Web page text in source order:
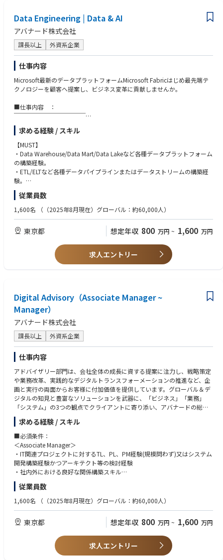
【3】セキュリティ運用支援
CSIRT／SOCなどの運用支援
セキュリティシステム運用の改善支援
【4】デリバリー管理
ステークホルダーとの合意形成・報告
計画策定、進捗・コスト管理
メンバー支援、リスク管理
チームメンバーの管理（課題・労務など）
プロジェクト遂行の最適化
【6】提案活動
営業との協働による提案書作成
クライアントへのプレゼンテーション
【アバナードで働くことの魅力】
・マイクロソフトテクノロジーを活用したソリューションを展開するリー
ディングカンパニーで働くこと
24年）
・充実したトレーニングプログラム（年間80時間以上、認定資格取得への
支援）
・全ての社員のキャリアを支援するキャリアアドバイザー制度
・風通しが良く、チームワークで仕事を進められる環境
アバナードには、あなたがお持ちの優れた知見を遺憾なく発揮できる環境
だけではなく、先進的な技術を活用した新たな経験やテクノロジーに対す
る強い情熱を満たすことができるトレーニングプログラムなど、プロフェ
ッショナルとしての更なる成長を遂げることができる数多くの機会が存在
します。
アバナードは、インクルージョン＆ダイバーシティ（I&D）の文化の醸成
に力を注ぎ、この多様性を通じて、革新性や創造性を培い、クライアント
ョナルが世界中におり、相互に協力しながらプロジェクトを遂行するチー
ムワークのカルチャーの中で、継続的に学ぶことができるトレーニングプ
ログラムやキャリアアドバイザー制度を活用しながら、新たなキャリアを
進んでいただくことができます。
チームワーク、新たなテクノロジーの習得を通じて、クライアントの問題
解決に応えるアバナードは、その先で私達の仕事の結果、人の働き方、コ
ミュニケーションやコラボレーションなど真のヒューマンインパクトをも
たらせることができるかを原動力に日々活躍しています。
アバナードのインクルージョン＆ダイバーシティ（I&D）に関する情報は
こちらをご覧ください。
https://www.avanade.com/ja-jp/about/responsible-business
＊＊
アバナードではグローバルレベルで以下を共通のテーマに持ち、日々業務
に取り組んでおります。
・Create a future for our people that focuses on:
- Expanding your thinking
- Experimenting courageously
③ビジネスレベルの日本語 （JLPT: N1程度）スキル
Data Engineering | Data & AI
アバナード株式会社
課長以上 外資系企業
仕事内容
Microsoft最新のデータプラットフォームMicrosoft Fabricはじめ最先端テ
クノロジーを顧客へ提案し、ビジネス変革に貢献しませんか。
■仕事内容 ：
￣￣￣￣￣￣￣￣￣￣￣￣
【職務内容】
顧客の経営やサービスの中核となるITシステムの提供及びアウトソーシン
グにおいて、マイクロソフトテクノロジーをベースにしたデータプラット
フォームソリューション導入コンサルティング、システム設計・構築を担
当いただきます。
【特徴】
徴です。
【ミッション】
ミッションは製品の販売ではなく顧客の経営課題に対し、ソリューション
を活用して解決すること。
ョンを提供するためには、⾼い技術⼒だけではなく顧客にコミットするビ
ジネスマインド、信頼を得られるヒューマンスキルが求められる仕事で
■求められる人物像
￣￣￣￣￣￣￣￣￣￣￣￣
分析的で好奇心旺盛、アジャイル
チームプレイヤーでコミュニケーション能力が高い
問題解決能力があり、忍耐強く品質を重視する
自己動機付けができる
革新的なマインドセットを持つ
■アバナードで働くことの魅力
￣￣￣￣￣￣￣￣￣￣￣￣
マイクロソフトテクノロジーを活用したソリューションを展開するリーデ
ィングカンパニーで働くこと
19度目のマイクロソフト グローバル SI パートナー アワードを受賞（2023
年）
充実したトレーニングプログラム（年間80時間以上、認定資格取得への支
援）
テクノロジーやスキル向上のための豊富なグローバルリソースの活用
全ての社員のキャリアを支援するキャリアアドバイザー制度
風通しが良く、チームワークで仕事を進められる環境
■活躍している人々
￣￣￣￣￣￣￣￣￣￣￣￣
弊社は多様性を尊重するカルチャーを有していますが、活躍されている
方々には以下のような共通点があります。
・Generative AIやMicrosoft 365 Copilotなど、最新のテクノロジーへの関
心・好奇心が強い
・大規模案件や自分で手を動かして技術に触れることが好き
・Microsoftテクノロジーを追求したい
・ITコンサルティングも開発も経験したい
・世界最大のMicrosoftエンジニアコミュニティに属し、ナレッジを共有し
求める経験 / スキル
【MUST】
・Data Warehouse/Data Mart/Data Lakeなど各種データプラットフォーム
の構築経験。
・ETL/ELTなど各種データパイプラインまたはデータストリームの構築経
験。
・SQL/Pythonなど各種データ操作言語の使用経験。
※上記いずれも3年以上経験
・プロジェクトにおいて自身の考えが最適解となるソリューション領域を
ること。
・プロジェクト現場におけるAvanadeの顔として、顧客対応が行えるこ
● Azureのデータプラットフォームサービス群(以下)いずれかを使用した
システムの構築経験。
-Azure SQL Database
-Azure Synapse Analytics（旧SQL Data Warehouse）
-Azure Cosmos DB
-Azure Databricks
-Azure HDInsight
-Azure Analysis Services
-Azure Stream Analytics
-Azure Data Lake Storage
-Azure Data Factory
● SQL Server の機能(以下)いずれかを使用したシステムの構築経験。
-Database Engine
-Analysis Services
-Master Data Services
● LambdaおよびKappaアーキテクチャパターンに関する知識。
● アジャイル・スクラム開発の経験。
● Visual Studio/SQL Management Studio/Synapse Studio/R Studioなど
各種データプラットフォーム開発ツールの使用経験。
● Git、Azure DevOpsの使用経験。
● Microsoft /Data Engineering/Azure Developer資格保有者。
● Snowflake (Stage、Snow pipe、Taskの使用)、Teradata、Netezza等 D
ata platform製品、Hadoop on Windows Azure等 ビッグデータ関連製品
に関する知識・導⼊経験。
● Tableau、Qlik、MicroStrategy、Cognos、Business Objects、Dr.Sum、
SAS、Hyperion、SAP BW等 MS以外のデータプラットフォーム製品に関す
る知識・導⼊経験。
● 情報活用に関する業務分析（業務診断、業務改善提案等）、要件定義の
従業員数
1,600名 （（2025年8月現在）グローバル：約60,000人）
東京都 想定年収 800 万円 ~ 1,600 万円
求人エントリー
Digital Advisory（Associate Manager ~
Manager）
アバナード株式会社
課長以上 外資系企業
仕事内容
アドバイザリー部門は、会社全体の成長に資する提案に注力し、戦略策定
や業務改革、実践的なデジタルトランスフォーメーションの推進など、企
画と実行の両面からお客様に付加価値を提供しています。グローバル＆デ
ジタルの知見と豊富なソリューションを武器に、「ビジネス」「業務」
「システム」の3つの観点でクライアントに寄り添い、アバナードの総合
力でお客様の成長に大きく貢献します。
コンサルタントとして、当社の持つ最先端のデジタル領域の知識・技術・
経験を掛け合わせ、クライアントに対し斬新かつ最適な提案や解決方法を
提示し、さらには新しいマーケットやビジネスの創出までをサポートして
頂きます。ビジネスとテクノロジー双方においての知見が必要とされるた
め、大きな裁量を持ちながら更なる成長ができる環境です。
■具体的な業務内容：
＜Associate Manager＞
・提案活動のサポート（市場調査・提案書作成等）
・プロジェクトにおけるミーティング等のファシリテーション
・クライアントとの関係構築（現場リーダーとして、案件の継続に向けた
主体的な活動）
求める経験 / スキル
■必須条件：
＜Associate Manager＞
・IT関連プロジェクトに対するTL、PL、PM経験(規模問わず)又はシステム
開発構築経験かつアーキテクト等の検討経験
・社内外における良好な関係構築スキル
・クライアントフェイシング経験
・SIer／コンサルファーム／事業会社での一通りのプロジェクト遂行経験
（顧客課題ヒアリング、データ分析、打ち手の検討、ドキュメント作成）
の品質管理、メンバー育成の経験
・ビジネスレベルの日本語 （JLPT: N1程度）
・ITプロジェクトにおけるPMO/PM/PLいずれかの経験
従業員数
1,600名 （（2025年8月現在）グローバル：約60,000人）
東京都 想定年収 800 万円 ~ 1,600 万円
求人エントリー